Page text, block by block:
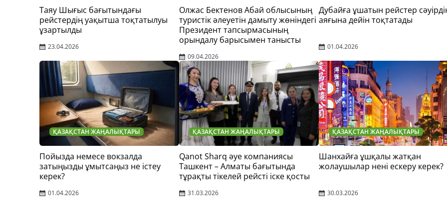
Таяу Шығыс бағытындағы
рейстердің уақытша тоқтатылуы
ұзартылды
23.04.2026
Олжас Бектенов Абай облысының
туристік әлеуетін дамыту жөніндегі
Президент тапсырмасының
орындалу барысымен танысты
09.04.2026
Дубайға ұшатын рейстер
аяғына дейін тоқтатады
01.04.2026
ҚАЗАҚСТАН ЖАҢАЛЫҚТАРЫ
Пойызда немесе вокзалда
затыңызды ұмытсаңыз не істеу
керек?
01.04.2026
ҚАЗАҚСТАН ЖАҢАЛЫҚТАРЫ
Qanot Sharq әуе компаниясы
Ташкент – Алматы бағытында
тұрақты тікелей рейсті іске қосты
31.03.2026
ҚАЗАҚСТАН ЖАҢАЛЫҚТАРЫ
Шанхайға ұшқалы жатқан
жолаушылар нені ескеру керек?
30.03.2026